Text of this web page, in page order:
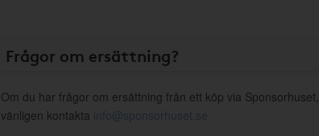
Frågor om ersättning?
Om du har frågor om ersättning från ett köp via Sponsorhuset,
vänligen kontakta info@sponsorhuset.se